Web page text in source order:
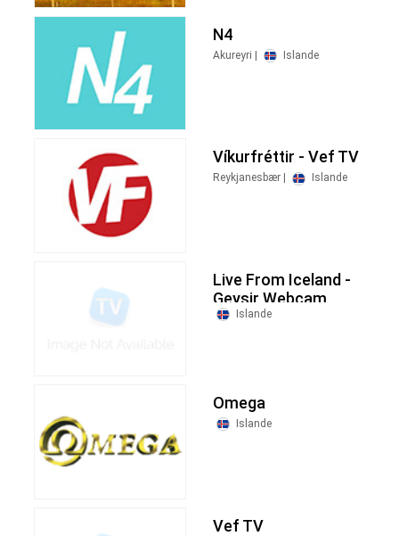
N4
Akureyri | Islande
Víkurfréttir - Vef TV
Reykjanesbær | Islande
Live From Iceland -
Geysir Webcam
Islande
Omega
Islande
Vef TV